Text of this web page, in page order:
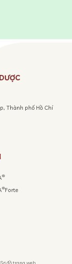
Thành phố Hồ Chí
®
®Forte
Sơ đồ trang web